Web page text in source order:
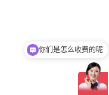
你们是怎么收费的呢